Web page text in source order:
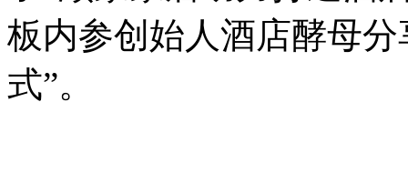
板内参创始人酒店酵母
式”。